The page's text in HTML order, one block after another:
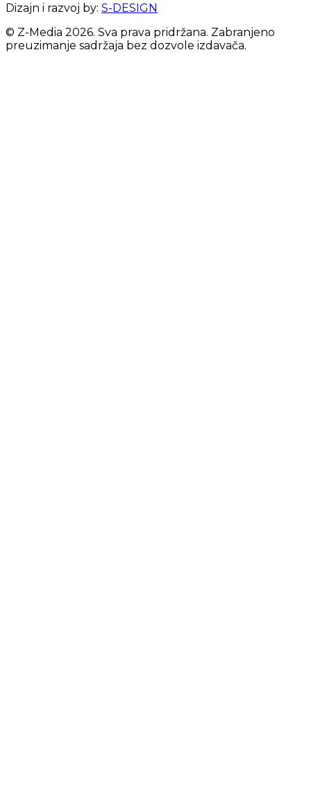
Dizajn i razvoj by: S-DESIGN
© Z-Media 2026. Sva prava pridržana. Zabranjeno
preuzimanje sadržaja bez dozvole izdavača.